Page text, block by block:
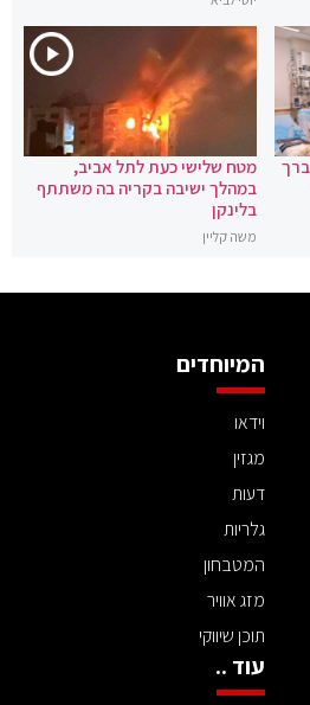
מטח שלישי כעת לתל אביב,
במהלך ישיבה בקריה בה משתתף
בלינקן
משה קליין
המיוחדים
וידאו
מגזין
דעות
גלריות
המטבחון
מזג אוויר
תוכן שיווקי
עוד ..